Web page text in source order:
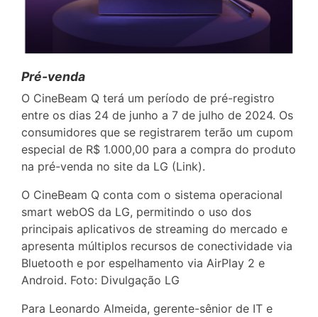
Pré-venda
O CineBeam Q terá um período de pré-registro
entre os dias 24 de junho a 7 de julho de 2024. Os
consumidores que se registrarem terão um cupom
especial de R$ 1.000,00 para a compra do produto
na pré-venda no site da LG (Link).
O CineBeam Q conta com o sistema operacional
smart webOS da LG, permitindo o uso dos
principais aplicativos de streaming do mercado e
apresenta múltiplos recursos de conectividade via
Bluetooth e por espelhamento via AirPlay 2 e
Android. Foto: Divulgação LG
Para Leonardo Almeida, gerente-sênior de IT e